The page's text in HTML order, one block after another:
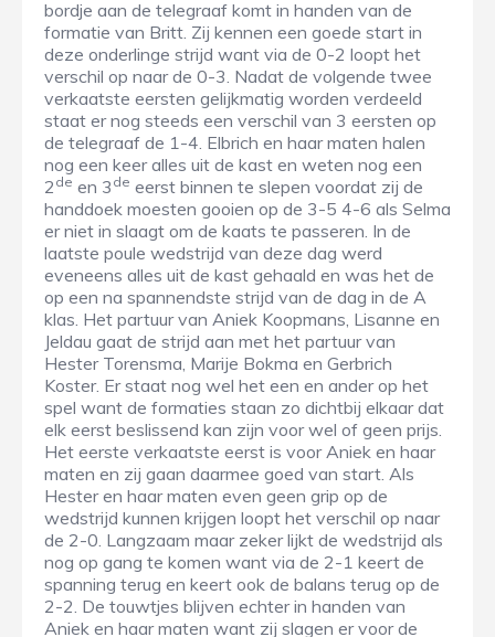
bordje aan de telegraaf komt in handen van de
formatie van Britt. Zij kennen een goede start in
deze onderlinge strijd want via de 0-2 loopt het
verschil op naar de 0-3. Nadat de volgende twee
verkaatste eersten gelijkmatig worden verdeeld
staat er nog steeds een verschil van 3 eersten op
de telegraaf de 1-4. Elbrich en haar maten halen
nog een keer alles uit de kast en weten nog een
2 de en 3 de eerst binnen te slepen voordat zij de
handdoek moesten gooien op de 3-5 4-6 als Selma
er niet in slaagt om de kaats te passeren. In de
laatste poule wedstrijd van deze dag werd
eveneens alles uit de kast gehaald en was het de
op een na spannendste strijd van de dag in de A
klas. Het partuur van Aniek Koopmans, Lisanne en
Jeldau gaat de strijd aan met het partuur van
Hester Torensma, Marije Bokma en Gerbrich
Koster. Er staat nog wel het een en ander op het
spel want de formaties staan zo dichtbij elkaar dat
elk eerst beslissend kan zijn voor wel of geen prijs.
Het eerste verkaatste eerst is voor Aniek en haar
maten en zij gaan daarmee goed van start. Als
Hester en haar maten even geen grip op de
wedstrijd kunnen krijgen loopt het verschil op naar
de 2-0. Langzaam maar zeker lijkt de wedstrijd als
nog op gang te komen want via de 2-1 keert de
spanning terug en keert ook de balans terug op de
2-2. De touwtjes blijven echter in handen van
Aniek en haar maten want zij slagen er voor de